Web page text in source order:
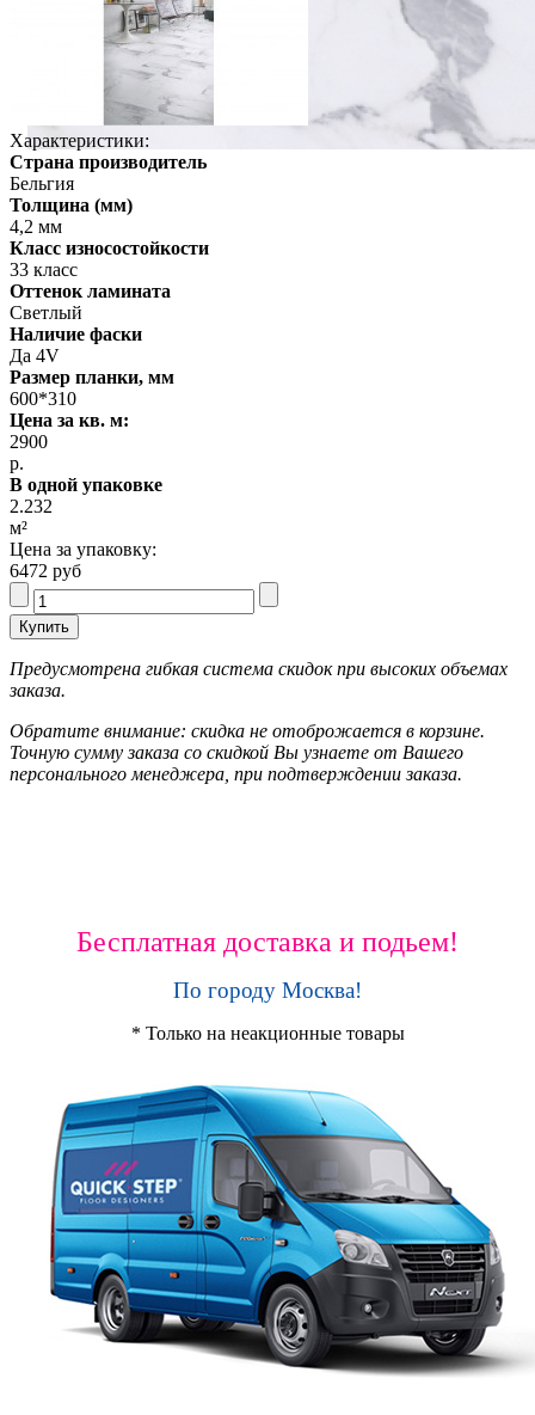
Характеристики:
Страна производитель
Бельгия
Толщина (мм)
4,2 мм
Класс износостойкости
33 класс
Оттенок ламината
Светлый
Наличие фаски
Да 4V
Размер планки, мм
600*310
Цена за кв. м:
2900
р.
В одной упаковке
2.232
м²
Цена за упаковку:
6472 руб
Предусмотрена гибкая система скидок при высоких объемах
заказа.
Обратите внимание: скидка не отоброжается в корзине.
Точную сумму заказа со скидкой Вы узнаете от Вашего
персонального менеджера, при подтверждении заказа.
Бесплатная доставка и подьем!
По городу Москва!
* Только на неакционные товары